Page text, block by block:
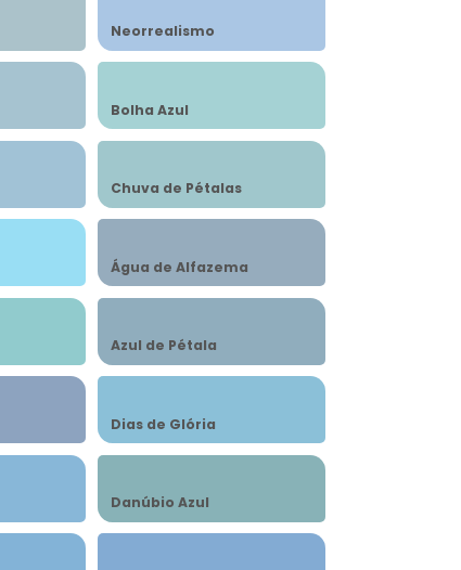
Neorrealismo
Bolha Azul
Chuva de Pétalas
Água de Alfazema
Azul de Pétala
Dias de Glória
Danúbio Azul